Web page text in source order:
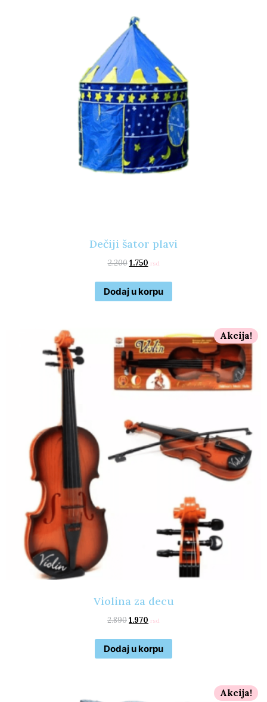
Dečiji šator plavi
2.200 1.750 rsd
Dodaj u korpu
Akcija!
Violina za decu
2.8901.970 rsd
Dodaj u korpu
Akcija!